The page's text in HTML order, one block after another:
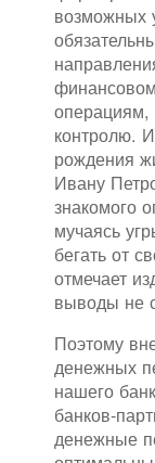
возможных
контролю.
рождения
Ивану
знакомого
мучаясь
бегать от
отмечает
выводы не
Поэтому
денежных
нашего
банков-
денежные